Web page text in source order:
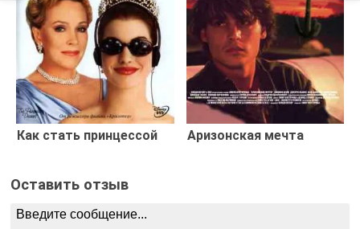
Как стать принцессой Аризонская мечта
Оставить отзыв